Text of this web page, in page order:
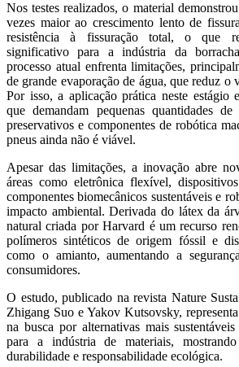
Nos testes realizados, o material
vezes maior ao crescimento lento de
resistência à fissuração total, o que
significativo para a indústria da
processo atual enfrenta limitações,
de grande evaporação de água, que reduz
Por isso, a aplicação prática neste estágio
que demandam pequenas quantidades
preservativos e componentes de robótica
pneus ainda não é viável.
Apesar das limitações, a inovação abre
áreas como eletrônica flexível,
componentes biomecânicos sustentáveis e
impacto ambiental. Derivada do látex da
natural criada por Harvard é um recurso
polímeros sintéticos de origem fóssil e
como o amianto, aumentando a
consumidores.
O estudo, publicado na revista Nature
Zhigang Suo e Yakov Kutsovsky,
na busca por alternativas mais
para a indústria de materiais,
durabilidade e responsabilidade ecológica.